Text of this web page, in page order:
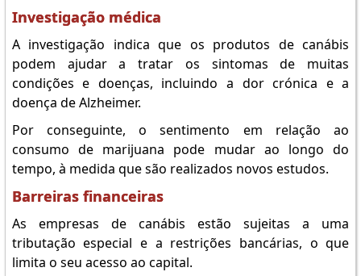
Investigação médica
A investigação indica que os produtos de canábis
podem ajudar a tratar os sintomas de muitas
condições e doenças, incluindo a dor crónica e a
doença de Alzheimer.
Por conseguinte, o sentimento em relação ao
consumo de marijuana pode mudar ao longo do
tempo, à medida que são realizados novos estudos.
Barreiras financeiras
As empresas de canábis estão sujeitas a uma
tributação especial e a restrições bancárias, o que
limita o seu acesso ao capital.